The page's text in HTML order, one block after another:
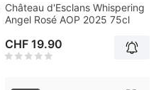
Château d'Esclans Whispering
Angel Rosé AOP 2025 75cl
CHF 19.90